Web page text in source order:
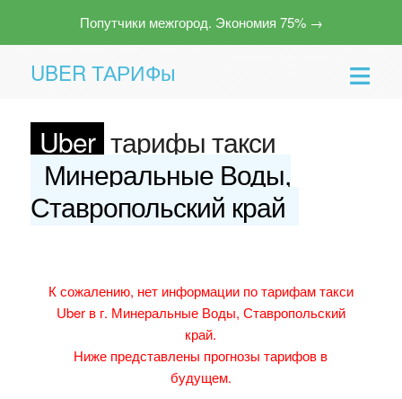
Попутчики межгород. Экономия 75% →
UBER ТАРИФы
Uber тарифы такси
Минеральные Воды,
Ставропольский край
К сожалению, нет информации по тарифам такси
Uber в г. Минеральные Воды, Ставропольский
край.
Ниже представлены прогнозы тарифов в
будущем.